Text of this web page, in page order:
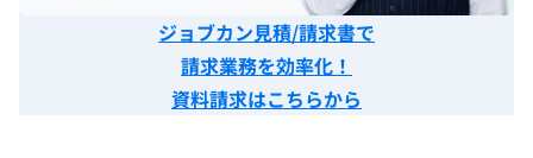
ジョブカン見積/請求書で
請求業務を効率化！
資料請求はこちらから